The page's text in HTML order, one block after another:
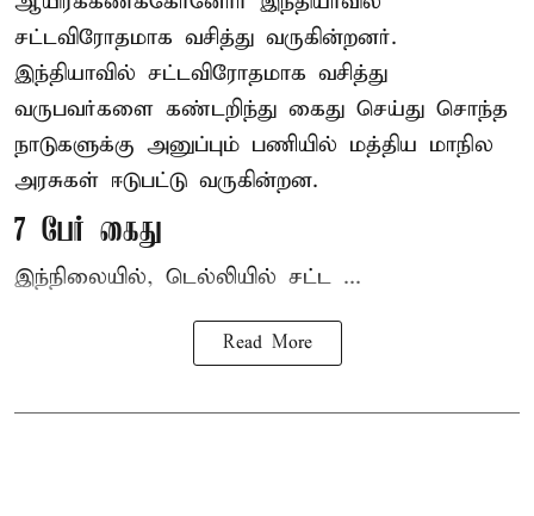
சட்டவிரோதமாக வசித்து வருகின்றனர்.
இந்தியாவில் சட்டவிரோதமாக வசித்து
வருபவர்களை கண்டறிந்து கைது செய்து சொந்த
நாடுகளுக்கு அனுப்பும் பணியில் மத்திய மாநில
அரசுகள் ஈடுபட்டு வருகின்றன.
7 பேர் கைது
இந்நிலையில், டெல்லியில் சட்ட ...
Read More